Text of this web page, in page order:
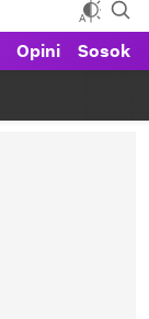
Opini Sosok